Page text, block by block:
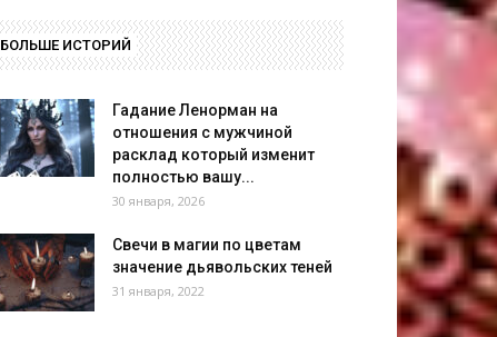
БОЛЬШЕ ИСТОРИЙ
Гадание Ленорман на
отношения с мужчиной
расклад который изменит
полностью вашу...
30 января, 2026
Свечи в магии по цветам
значение дьявольских теней
31 января, 2022